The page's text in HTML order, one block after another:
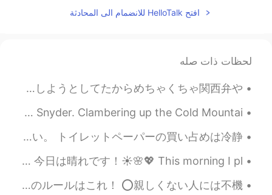
ックですね！法学にも関係しておもしろ
Austin
EN
JP
EN
折り紙の技が素晴らしい！
Mo
2020.12.11 14:02
افتح HelloTalk للانضمام الى المحادثة
لحظات ذات صله
関西弁で喋る外国人ってどう思いますか？ うちは関西弁めっちゃ好きやねんけど、エセ関西弁に聞こえるやんな？大阪に住んでた頃はよくホストシスターの話し方の真似しようとしてたからめちゃくちゃ関西弁や...
Cold Mountain Poem Eight by Han-Shan. Translated by Gary Snyder. Clambering up the Cold Mountai...
最近、コロナに関してヤフーニュースなどディスカッションボードを読んだら、「外国に比べて、日本人はやっぱり冷静だよね。素晴らしいよね。」というコメントが多い。 トイレットペーパーの買い占めは冷静...
Happy Sunday everyone! みなさん、幸せの日曜日！😄🙏💖☀️✨ Today is a sunny day! 今日は晴れです！☀️🌸💖 This morning I pl...
ネイティブっぽい英語の使い方✨ "How are you?"と聞かれた時、"I'm fine, thank you"以外の返し方 英語を話す時の一番のルールはこれ！ ⭕親しくない人には不機...